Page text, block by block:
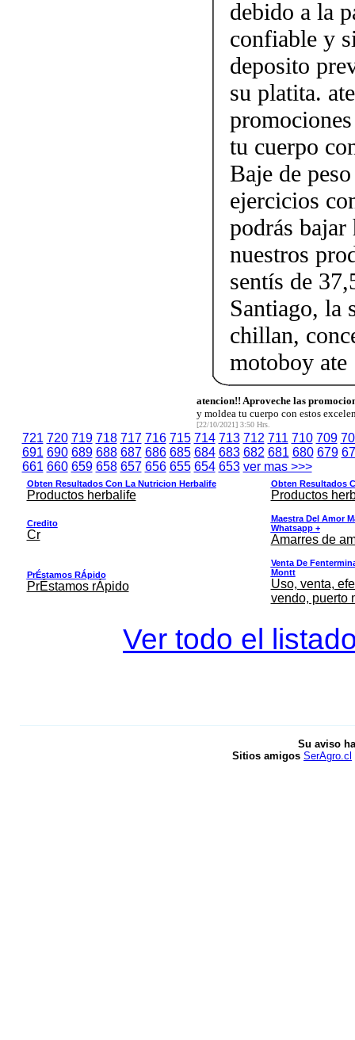
debido a la
confiable y
deposito
su platita.
tu cuerpo
Baje de
ejercicios
podrás bajar
nuestros
sentís de
Santiago, la
chillan,
motoboy ate
atencion!! Aproveche las
y moldea tu cuerpo con estos
[22/10/2021] 3:50 Hrs.
721 720 719 718 717 716 715 714 713 712 711 710 709
691 690 689 688 687 686 685 684 683 682 681 680 679
661 660 659 658 657 656 655 654 653 ver mas >>>
Obten Resultados Con La Nutricion Herbalife
Productos herbalife
Obten Resultados
Productos
Credito
Cr
Maestra Del Amor
Whatsapp +
Amarres de
PrÉstamos RÁpido
PrÉstamos rÁpido
Venta De
Montt
Uso, venta,
vendo, puerto
Ver todo el
Su aviso
Sitios amigos SerAgro.cl